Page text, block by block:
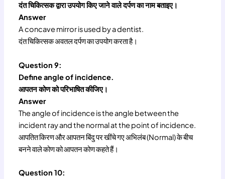
दंत चिकित्सक द्वारा उपयोग किए जाने वाले दर्पण का नाम बताइए।
Answer
A concave mirror is used by a dentist.
दंत चिकित्सक अवतल दर्पण का उपयोग करता है।
Question 9:
Define angle of incidence.
आपतन कोण को परिभाषित कीजिए।
Answer
The angle of incidence is the angle between the
incident ray and the normal at the point of incidence.
आपतित किरण और आपतन बिंदु पर खींचे गए अभिलंब (Normal) के बीच
बनने वाले कोण को आपतन कोण कहते हैं।
Question 10: